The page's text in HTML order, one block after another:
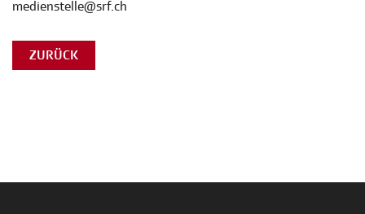
medienstelle@srf.ch
ZURÜCK